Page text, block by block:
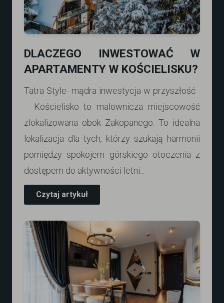
DLACZEGO INWESTOWAĆ W
APARTAMENTY W KOŚCIELISKU?
Tatra Style- mądra inwestycja w przyszłość
Kościelisko to malownicza miejscowość
zlokalizowana obok Zakopanego. To idealna
lokalizacja dla tych, którzy szukają harmonii
pomiędzy spokojem górskiego otoczenia z
dostępem do aktywności letni...
Czytaj artykuł